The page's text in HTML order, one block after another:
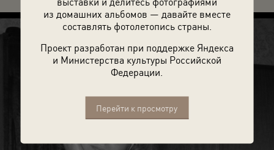
из домашних альбомов — давайте вместе
составлять фотолетопись страны.
Проект разработан при поддержке Яндекса
и Министерства культуры Российской
Федерации.
Перейти к просмотру